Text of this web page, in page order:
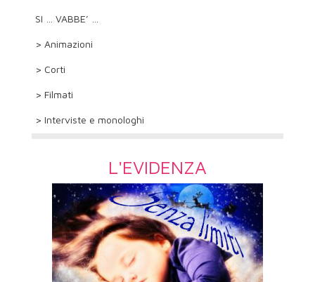
SI … VABBE’ …
> Animazioni
> Corti
> Filmati
> Interviste e monologhi
L'EVIDENZA